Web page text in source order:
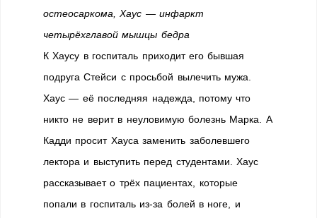
остеосаркома, Хаус — инфаркт
четырёхглавой мышцы бедра
К Хаусу в госпиталь приходит его бывшая
подруга Стейси с просьбой вылечить мужа.
Хаус — её последняя надежда, потому что
никто не верит в неуловимую болезнь Марка. А
Кадди просит Хауса заменить заболевшего
лектора и выступить перед студентами. Хаус
рассказывает о трёх пациентах, которые
попали в госпиталь из-за болей в ноге, и